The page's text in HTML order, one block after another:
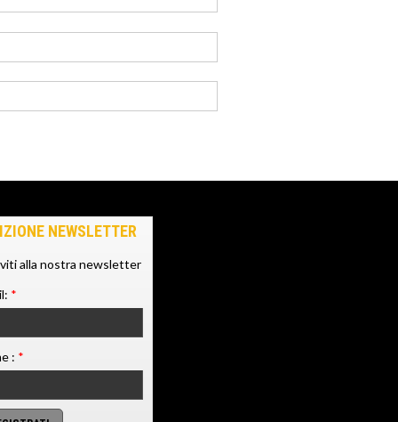
NEWSLETTER
alla nostra newsletter
*
: *